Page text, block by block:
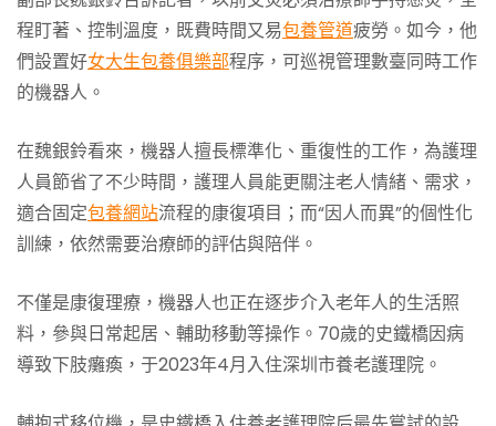
程盯著、控制溫度，既費時間又易包養管道疲勞。如今，他
們設置好女大生包養俱樂部程序，可巡視管理數臺同時工作
的機器人。
在魏銀鈴看來，機器人擅長標準化、重復性的工作，為護理
人員節省了不少時間，護理人員能更關注老人情緒、需求，
適合固定包養網站流程的康復項目；而“因人而異”的個性化
訓練，依然需要治療師的評估與陪伴。
不僅是康復理療，機器人也正在逐步介入老年人的生活照
料，參與日常起居、輔助移動等操作。70歲的史鐵橋因病
導致下肢癱瘓，于2023年4月入住深圳市養老護理院。